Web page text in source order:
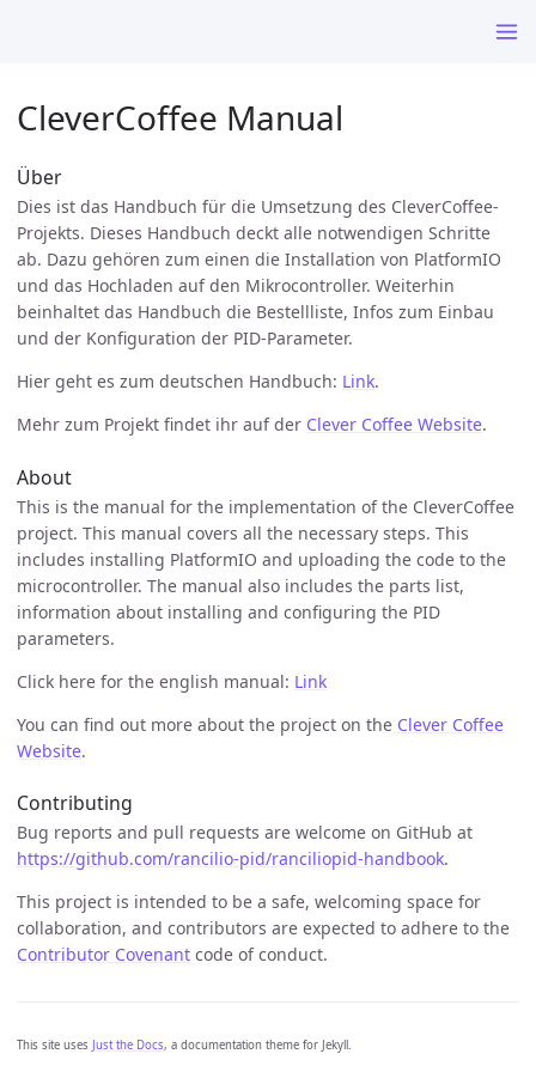
CleverCoffee Manual
Über
Dies ist das Handbuch für die Umsetzung des CleverCoffee-
Projekts. Dieses Handbuch deckt alle notwendigen Schritte
ab. Dazu gehören zum einen die Installation von PlatformIO
und das Hochladen auf den Mikrocontroller. Weiterhin
beinhaltet das Handbuch die Bestellliste, Infos zum Einbau
und der Konfiguration der PID-Parameter.
Hier geht es zum deutschen Handbuch: Link.
Mehr zum Projekt findet ihr auf der Clever Coffee Website.
About
This is the manual for the implementation of the CleverCoffee
project. This manual covers all the necessary steps. This
includes installing PlatformIO and uploading the code to the
microcontroller. The manual also includes the parts list,
information about installing and configuring the PID
parameters.
Click here for the english manual: Link
You can find out more about the project on the Clever Coffee
Website.
Contributing
Bug reports and pull requests are welcome on GitHub at
https://github.com/rancilio-pid/ranciliopid-handbook.
This project is intended to be a safe, welcoming space for
collaboration, and contributors are expected to adhere to the
Contributor Covenant code of conduct.
This site uses Just the Docs, a documentation theme for Jekyll.